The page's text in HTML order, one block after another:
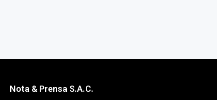
Nota & Prensa S.A.C.